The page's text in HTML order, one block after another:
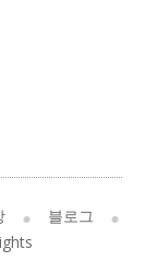
블로그